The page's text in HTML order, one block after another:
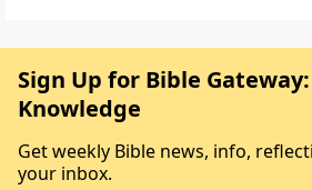
Sign Up for Bible
Knowledge
Get weekly Bible news, info,
your inbox.